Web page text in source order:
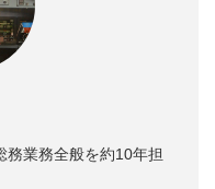
務業務全般を約10年担